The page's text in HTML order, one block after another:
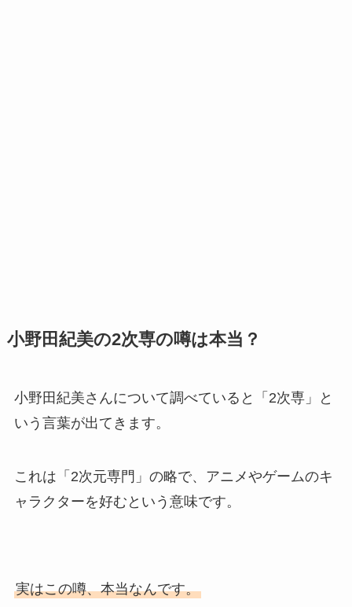
小野田紀美の2次専の噂は本当？
小野田紀美さんについて調べていると「2次専」と
いう言葉が出てきます。
これは「2次元専門」の略で、アニメやゲームのキ
ャラクターを好むという意味です。
実はこの噂、本当なんです。